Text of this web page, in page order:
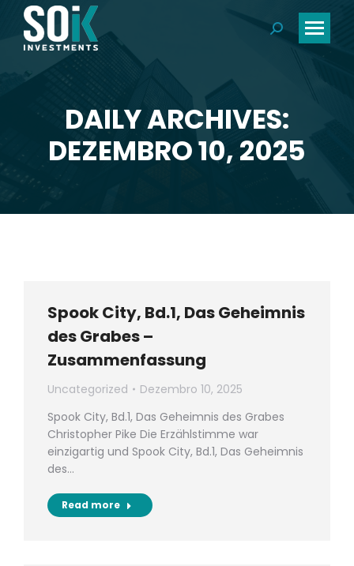
Search:
DAILY ARCHIVES:
DEZEMBRO 10, 2025
You are here:
Spook City, Bd.1, Das Geheimnis
des Grabes –
Zusammenfassung
Uncategorized
Dezembro 10, 2025
Spook City, Bd.1, Das Geheimnis des Grabes
Christopher Pike Die Erzählstimme war
einzigartig und Spook City, Bd.1, Das Geheimnis
des…
Read more